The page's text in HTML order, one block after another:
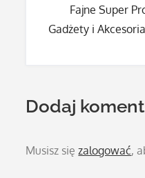
Fajne Super
Gadżety i
Dodaj
Musisz sięzalogować,